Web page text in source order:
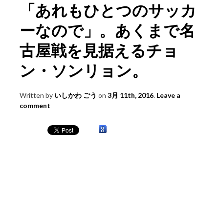
「あれもひとつのサッカ
ーなので」。あくまで名
古屋戦を見据えるチョ
ン・ソンリョン。
Written by いしかわ ごう on 3月 11th, 2016. Leave a
comment